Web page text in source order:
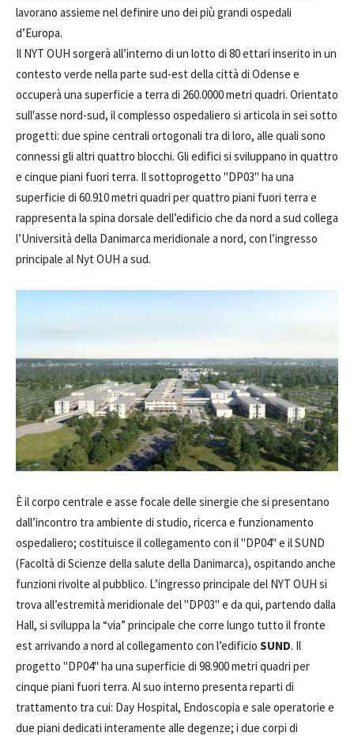
lavorano assieme nel definire uno dei più grandi ospedali
d’Europa.
Il NYT OUH sorgerà all’interno di un lotto di 80 ettari inserito in un
contesto verde nella parte sud-est della città di Odense e
occuperà una superficie a terra di 260.0000 metri quadri. Orientato
sull'asse nord-sud, il complesso ospedaliero si articola in sei sotto
progetti: due spine centrali ortogonali tra di loro, alle quali sono
connessi gli altri quattro blocchi. Gli edifici si sviluppano in quattro
e cinque piani fuori terra. Il sottoprogetto "DP03" ha una
superficie di 60.910 metri quadri per quattro piani fuori terra e
rappresenta la spina dorsale dell’edificio che da nord a sud collega
l’Università della Danimarca meridionale a nord, con l’ingresso
principale al Nyt OUH a sud.
È il corpo centrale e asse focale delle sinergie che si presentano
dall’incontro tra ambiente di studio, ricerca e funzionamento
ospedaliero; costituisce il collegamento con il "DP04" e il SUND
(Facoltà di Scienze della salute della Danimarca), ospitando anche
funzioni rivolte al pubblico. L’ingresso principale del NYT OUH si
trova all’estremità meridionale del "DP03" e da qui, partendo dalla
Hall, si sviluppa la “via” principale che corre lungo tutto il fronte
est arrivando a nord al collegamento con l’edificio SUND. Il
progetto "DP04" ha una superficie di 98.900 metri quadri per
cinque piani fuori terra. Al suo interno presenta reparti di
trattamento tra cui: Day Hospital, Endoscopia e sale operatorie e
due piani dedicati interamente alle degenze; i due corpi di